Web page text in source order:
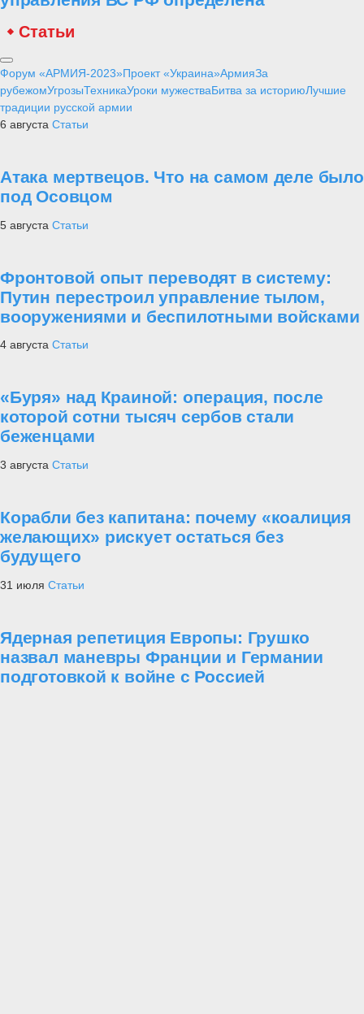
Статьи
Форум «АРМИЯ-2023»Проект «Украина»АрмияЗа
рубежомУгрозыТехникаУроки мужестваБитва за историюЛучшие
традиции русской армии
6 августа Статьи
Атака мертвецов. Что на самом деле было
под Осовцом
5 августа Статьи
Фронтовой опыт переводят в систему:
Путин перестроил управление тылом,
вооружениями и беспилотными войсками
4 августа Статьи
«Буря» над Краиной: операция, после
которой сотни тысяч сербов стали
беженцами
3 августа Статьи
Корабли без капитана: почему «коалиция
желающих» рискует остаться без
будущего
31 июля Статьи
Ядерная репетиция Европы: Грушко
назвал маневры Франции и Германии
подготовкой к войне с Россией